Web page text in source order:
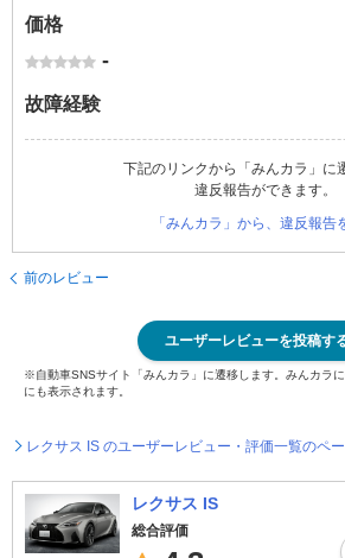
価格
-
故障経験
下記のリンクから「みんカラ」に
違反報告ができます。
「みんカラ」から、違反報告
前のレビュー
ユーザーレビューを投稿す
※自動車SNSサイト「みんカラ」に遷移します。みんカラ
にも表示されます。
レクサス IS のユーザーレビュー・評価一覧のペ
レクサス IS
総合評価